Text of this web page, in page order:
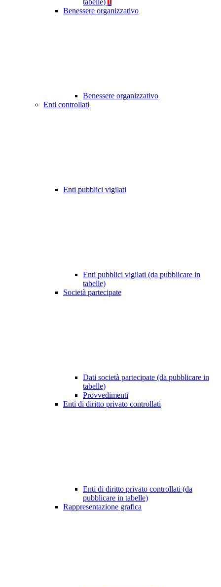
tabelle)
Benessere organizzativo
Benessere organizzativo
Enti controllati
Enti pubblici vigilati
Enti pubblici vigilati (da pubblicare in
tabelle)
Società partecipate
Dati società partecipate (da pubblicare in
tabelle)
Provvedimenti
Enti di diritto privato controllati
Enti di diritto privato controllati (da
pubblicare in tabelle)
Rappresentazione grafica